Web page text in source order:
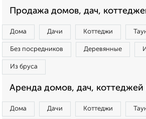
Продажа домов, дач,
Дома Дачи Коттеджи
Без посредников Деревянные
Из бруса
Аренда домов, дач, коттеджей
Дома Дачи Коттеджи